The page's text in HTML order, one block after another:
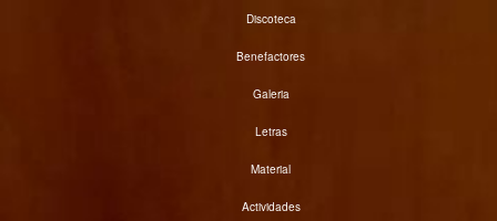
Discoteca
Benefactores
Galeria
Letras
Material
Actividades